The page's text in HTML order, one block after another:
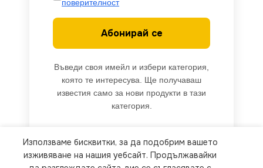
поверителност
Абонирай се
Въведи своя имейл и избери категория,
която те интересува. Ще получаваш
известия само за нови продукти в тази
категория.
We use cookies to improve your experience on our
Използваме бисквитки, за да подобрим вашето
изживяване на нашия уебсайт. Продължавайки